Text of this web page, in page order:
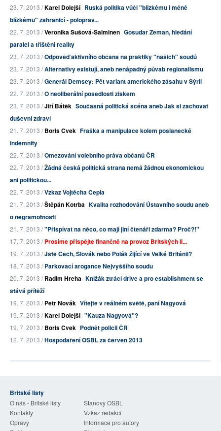
23. 7. 2013 /Karel Dolejší Ruská politika vůči "blízkému i méně
blízkému" zahraničí - poloprav...
22. 7. 2013 /Veronika Sušová-Salminen Gosudar Zeman, hledání
paralel a tříštění reality
23. 7. 2013 /Odpověď aktivního občana na praktiky "našich" soudů
23. 7. 2013 /Alternativy existují, aneb nenápadný půvab regionalismu
23. 7. 2013 /Generál Demsey: Pět variant amerického zásahu v Sýrii
22. 7. 2013 /O neoliberální posedlosti ziskem
23. 7. 2013 /Jiří Bátěk Současná politická scéna aneb Jak si zachovat
duševní zdraví
21. 7. 2013 /Boris Cvek Fraška a manipulace kolem poslanecké
indemnity
22. 7. 2013 /Omezování volebního práva občanů ČR
22. 7. 2013 /Žádná česká politická strana nemá žádnou ekonomickou
ani politickou...
22. 7. 2013 /Vzkaz Vojtěcha Cepla
21. 7. 2013 /Štěpán Kotrba Kvalita rozhodování Ústavního soudu aneb
o negramotnosti
21. 7. 2013 /"Přispívat na něco, co mají jiní čtenáři zdarma? Proč?!"
17. 7. 2013 /Prosíme přispějte finančně na provoz Britských li...
19. 7. 2013 /Jste Čech, Slovák nebo Polák žijící ve Velké Británii?
18. 7. 2013 /Parkovací arogance Nejvyššího soudu
20. 7. 2013 /Radim Hreha Knížák ztrácí drive a pro establishment se
stává přítěží
19. 7. 2013 /Petr Novák Vítejte v reálném světě, paní Nagyová
19. 7. 2013 /Karel Dolejší "Kauza Nagyová"?
19. 7. 2013 /Boris Cvek Podnět policii ČR
12. 7. 2013 /Hospodaření OSBL za červen 2013
Britské listy
O nás - Britské listy
Stanovy OSBL
Kontakty
Vzkaz redakci
Opravy
Informace pro autory